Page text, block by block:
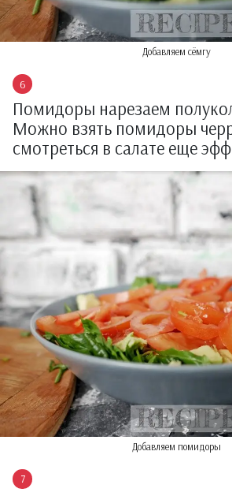
Добавляем сёмгу
Помидоры нарезаем
Можно взять помидоры
смотреться в салате еще
Добавляем помидоры